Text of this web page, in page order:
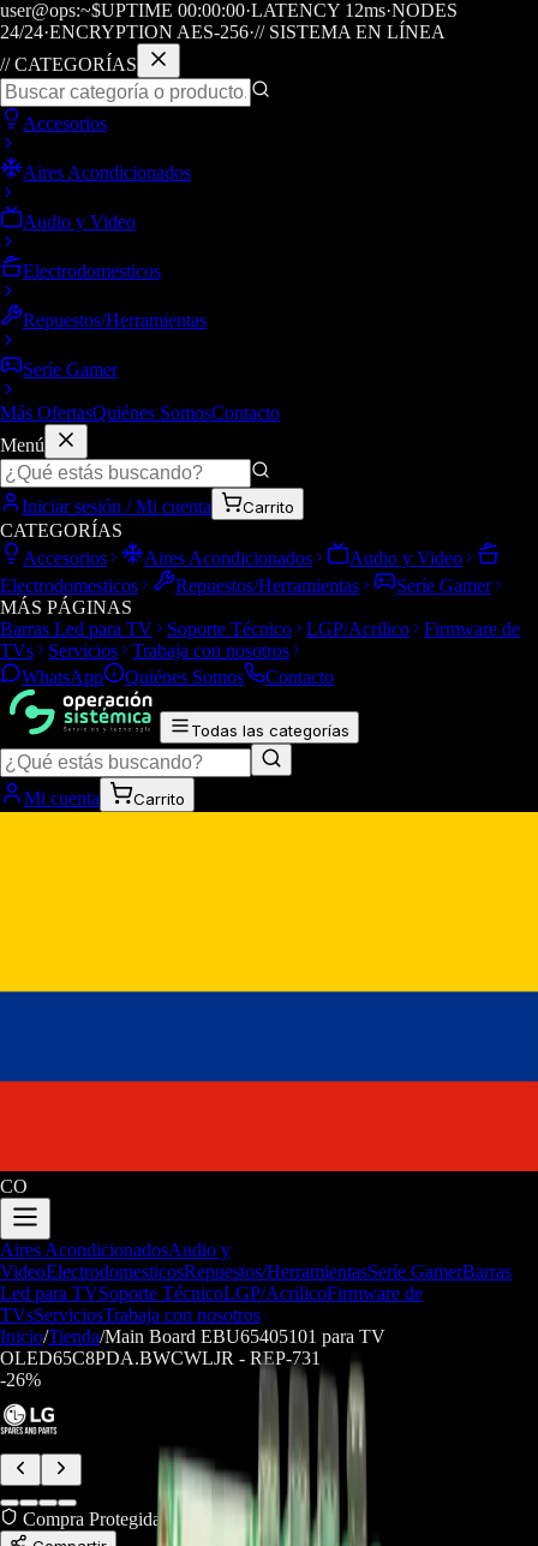
user@ops:~$UPTIME 00:00:00·LATENCY 12ms·NODES
24/24·ENCRYPTION AES-256·// SISTEMA EN LÍNEA
// CATEGORÍAS
Accesorios
Aires Acondicionados
Audio y Video
Electrodomesticos
Repuestos/Herramientas
Seríe Gamer
Más OfertasQuiénes SomosContacto
Menú
Iniciar sesión / Mi cuenta Carrito
CATEGORÍAS
Accesorios
Aires Acondicionados
Audio y Video
Electrodomesticos
Repuestos/Herramientas
Seríe Gamer
MÁS PÁGINAS
Barras Led para TV
Soporte Técnico LGP/Acrilico
Firmware de
TVs
Servicios
Trabaja con nosotros
WhatsApp
Quiénes Somos Contacto
Todas las categorías
Mi cuenta Carrito
CO
Aires AcondicionadosAudio y
VideoElectrodomesticosRepuestos/HerramientasSeríe GamerBarras
Led para TVSoporte TécnicoLGP/AcrilicoFirmware de
TVsServiciosTrabaja con nosotros
Inicio/Tienda/Main Board EBU65405101 para TV
OLED65C8PDA.BWCWLJR - REP-731
-26%
Compra Protegida